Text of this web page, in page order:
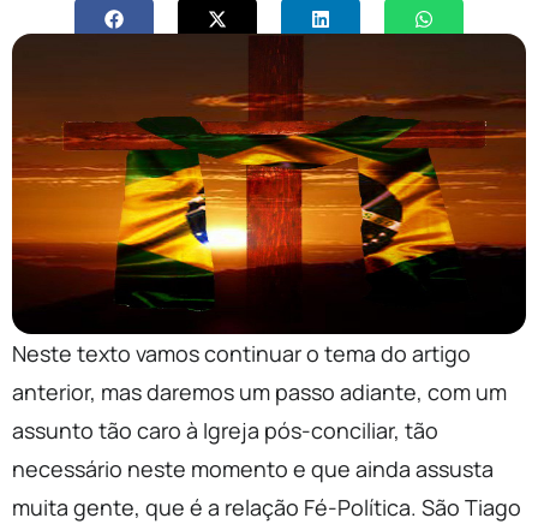
Neste texto vamos continuar o tema do artigo
anterior, mas daremos um passo adiante, com um
assunto tão caro à Igreja pós-conciliar, tão
necessário neste momento e que ainda assusta
muita gente, que é a relação Fé-Política. São Tiago